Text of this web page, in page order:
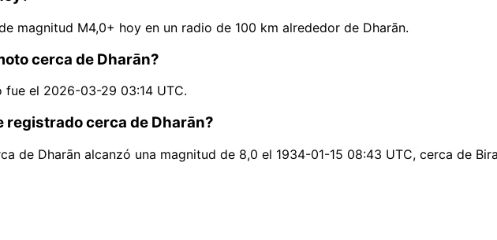
magnitud M4,0+ hoy en un radio de 100 km alrededor de Dharān.
cerca de Dharān?
el 2026-03-29 03:14 UTC.
registrado cerca de Dharān?
de Dharān alcanzó una magnitud de 8,0 el 1934-01-15 08:43 UTC, cerca de